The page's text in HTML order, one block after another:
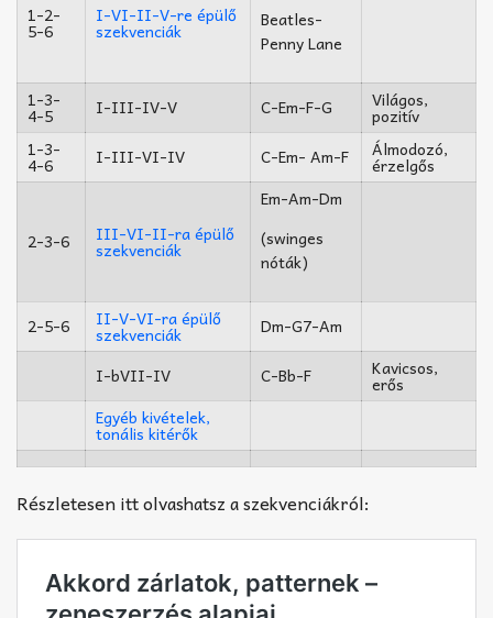
1-2-
5-6
I-VI-II-V-re épülő
szekvenciák
Beatles-
Penny Lane
1-3-
4-5 I-III-IV-V C-Em-F-G Világos,
pozitív
1-3-
4-6 I-III-VI-IV C-Em- Am-F Álmodozó,
érzelgős
2-3-6 III-VI-II-ra épülő
szekvenciák
Em-Am-Dm
(swinges
nóták)
2-5-6 II-V-VI-ra épülő
szekvenciák Dm-G7-Am
I-bVII-IV C-Bb-F Kavicsos,
erős
Egyéb kivételek,
tonális kitérők
Részletesen itt olvashatsz a szekvenciákról: